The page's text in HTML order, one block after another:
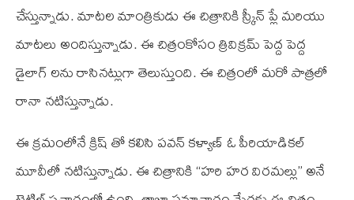
చేస్తున్నాడు. మాటల మాంత్రికుడు ఈ చిత్రానికి స్క్రీన్ ప్లే మరియు
మాటలు అందిస్తున్నాడు. ఈ చిత్రంకోసం త్రివిక్రమ్ పెద్ద పెద్ద
డైలాగ్ లను రాసినట్లుగా తెలుస్తుంది. ఈ చిత్రంలో మరో పాత్రలో
రానా నటిస్తున్నాడు.
ఈ క్రమంలోనే క్రిష్ తో కలిసి పవన్ కళ్యాణ్ ఓ పీరియాడికల్
మూవీలో నటిస్తున్నాడు. ఈ చిత్రానికి “హరి హర విరమల్లు” అనే